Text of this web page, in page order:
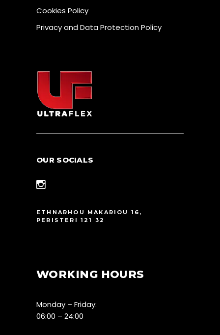
Cookies Policy
Privacy and Data Protection Policy
OUR SOCIALS
ETHNARHOU MAKARIOU 16,
PERISTERI 121 32
WORKING HOURS
Monday – Friday:
06:00 – 24:00